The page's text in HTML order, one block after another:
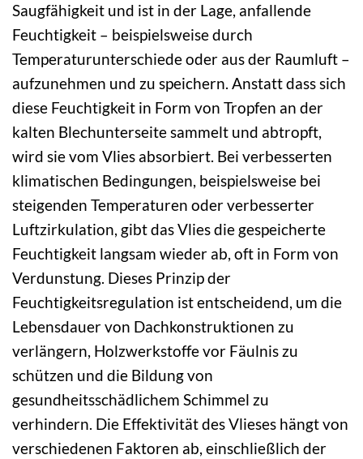
Saugfähigkeit und ist in der Lage, anfallende
Feuchtigkeit – beispielsweise durch
Temperaturunterschiede oder aus der Raumluft –
aufzunehmen und zu speichern. Anstatt dass sich
diese Feuchtigkeit in Form von Tropfen an der
kalten Blechunterseite sammelt und abtropft,
wird sie vom Vlies absorbiert. Bei verbesserten
klimatischen Bedingungen, beispielsweise bei
steigenden Temperaturen oder verbesserter
Luftzirkulation, gibt das Vlies die gespeicherte
Feuchtigkeit langsam wieder ab, oft in Form von
Verdunstung. Dieses Prinzip der
Feuchtigkeitsregulation ist entscheidend, um die
Lebensdauer von Dachkonstruktionen zu
verlängern, Holzwerkstoffe vor Fäulnis zu
schützen und die Bildung von
gesundheitsschädlichem Schimmel zu
verhindern. Die Effektivität des Vlieses hängt von
verschiedenen Faktoren ab, einschließlich der